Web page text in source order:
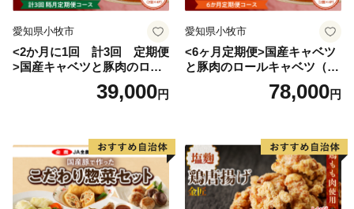
愛知県小牧市
<2か月に1回 計3回 定期便
>国産キャベツと豚肉のロー
ルキャベツ（4P入り）
39,000円
愛知県小牧市
<6ヶ月定期便>国産キャベツ
と豚肉のロールキャベツ（4P
78,000円